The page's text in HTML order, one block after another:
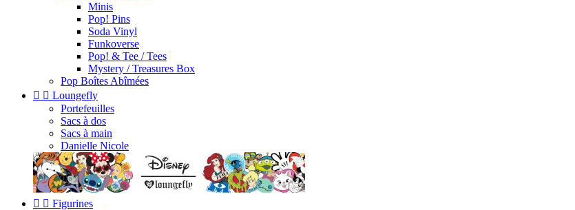
Minis
Pop! Pins
Soda Vinyl
Funkoverse
Pop! & Tee / Tees
Mystery / Treasures Box
Pop Boîtes Abîmées
  Loungefly
Portefeuilles
Sacs à dos
Sacs à main
Danielle Nicole
  Figurines